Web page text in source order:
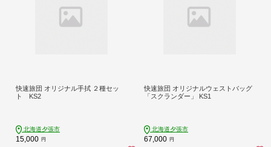
快速旅団 オリジナル手拭 ２種セッ
ト KS2
北海道夕張市
15,000 円
快速旅団 オリジナルウェストバッグ
「スクランダー」 KS1
北海道夕張市
67,000 円